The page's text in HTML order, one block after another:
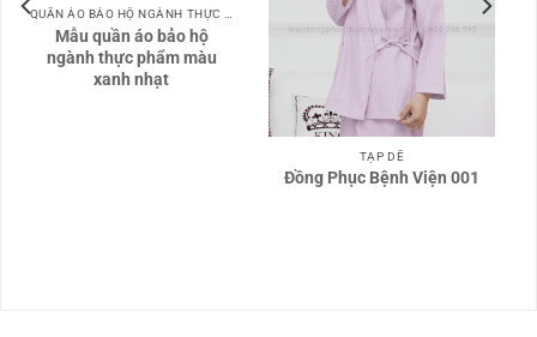
QUẦN ÁO BẢO HỘ NGÀNH THỰC PHẨM
Mẫu quần áo bảo hộ
ngành thực phẩm màu
xanh nhạt
TẠP DỀ
Đồng Phục Bệnh Viện 001